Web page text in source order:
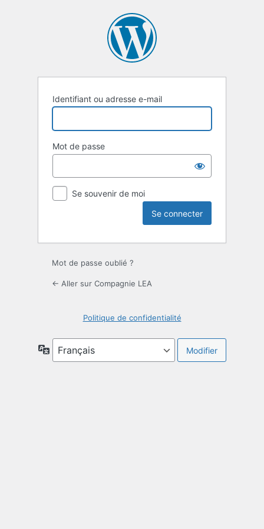
Identifiant ou adresse e-mail
Mot de passe
Se souvenir de moi
Mot de passe oublié ?
← Aller sur Compagnie LEA
Politique de confidentialité
Langue